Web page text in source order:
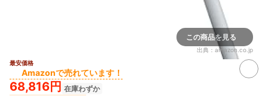
この商品を見る
出典： amazon.co.jp
最安価格
Amazonで売れています！
68,816円 在庫わずか